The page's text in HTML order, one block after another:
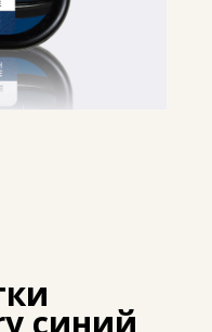
синий